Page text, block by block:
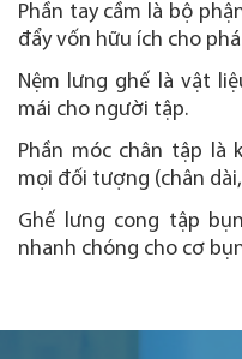
Phần tay cầm là bộ
đẩy vốn hữu ích cho
Nệm lưng ghế là vật
mái cho người tập.
Phần móc chân tập là
mọi đối tượng (chân
Ghế lưng cong tập
nhanh chóng cho cơ